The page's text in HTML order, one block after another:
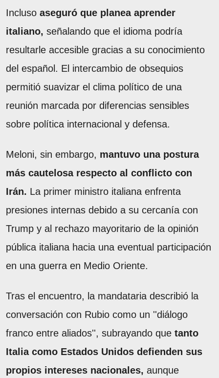
Incluso aseguró que planea aprender
italiano, señalando que el idioma podría
resultarle accesible gracias a su conocimiento
del español. El intercambio de obsequios
permitió suavizar el clima político de una
reunión marcada por diferencias sensibles
sobre política internacional y defensa.
Meloni, sin embargo, mantuvo una postura
más cautelosa respecto al conflicto con
Irán. La primer ministro italiana enfrenta
presiones internas debido a su cercanía con
Trump y al rechazo mayoritario de la opinión
pública italiana hacia una eventual participación
en una guerra en Medio Oriente.
Tras el encuentro, la mandataria describió la
conversación con Rubio como un ''diálogo
franco entre aliados'', subrayando que tanto
Italia como Estados Unidos defienden sus
propios intereses nacionales, aunque